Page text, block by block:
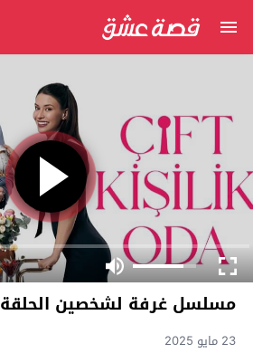
مسلسل غرفة لشخصين الحلقة 1
23 مايو 2025